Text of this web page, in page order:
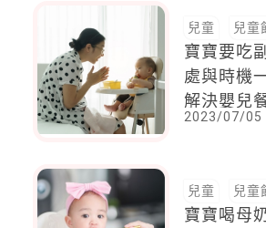
兒童 兒童
寶寶要吃
處與時機
解決嬰兒
2023/07/05
兒童 兒童
寶寶喝母